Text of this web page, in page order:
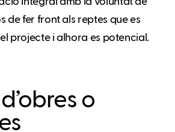
de fer front als reptes que es
projecte i alhora es potencial.
o